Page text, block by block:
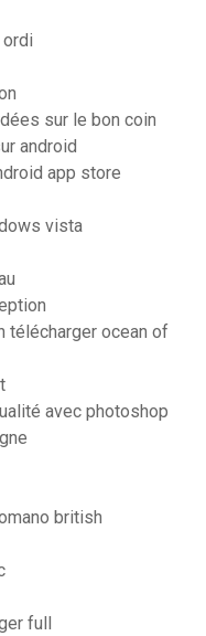
sur le bon coin
android
app store
vista
télécharger ocean of
avec photoshop
british
full